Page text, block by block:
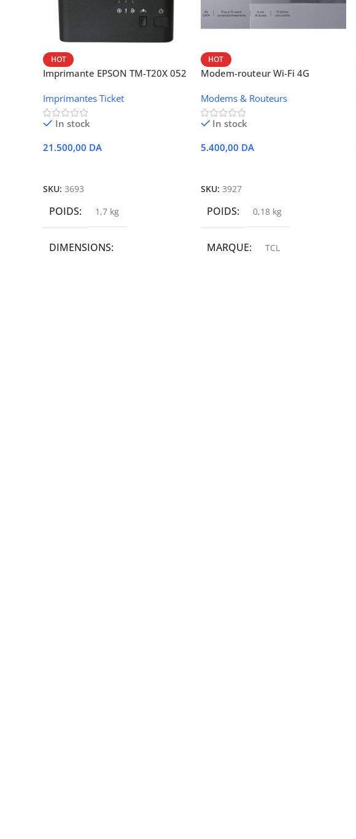
HOT
Imprimante EPSON TM-T20X 052
Imprimantes Ticket
In stock
21.500,00 DA
SKU: 3693
POIDS 1,7 kg
DIMENSIONS
HOT
Modem-routeur Wi-Fi 4G
Modems & Routeurs
In stock
5.400,00 DA
SKU: 3927
POIDS 0,18 kg
MARQUE TCL